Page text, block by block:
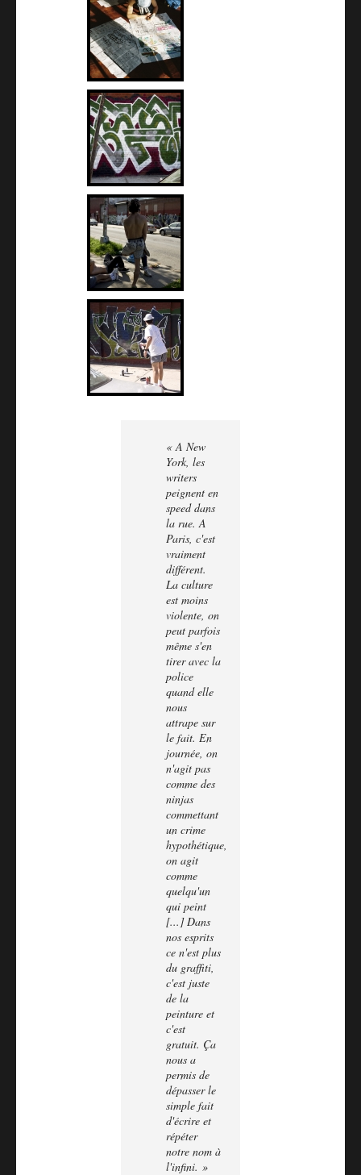
« A New
York, les
writers
peignent en
speed dans
la rue. A
Paris, c'est
vraiment
différent.
La culture
est moins
violente, on
peut parfois
même s'en
tirer avec la
police
quand elle
nous
attrape sur
le fait. En
journée, on
n'agit pas
comme des
ninjas
commettant
un crime
hypothétique,
on agit
comme
quelqu'un
qui peint
[...] Dans
nos esprits
ce n'est plus
du graffiti,
c'est juste
de la
peinture et
c'est
gratuit. Ça
nous a
permis de
dépasser le
simple fait
d'écrire et
répéter
notre nom à
l'infini. »